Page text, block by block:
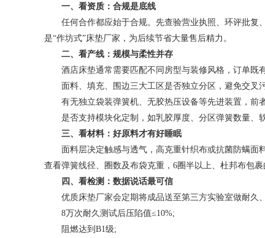
一、看资质：合规是底线
任何合作都应始于合规。先查验营业执照、环评批复、
是“作坊式”床垫厂家，为后续节省大量售后精力。
二、看产线：规模与柔性并存
酒店床垫通常需要匹配不同房型与装修风格，订单既
面料、填充、围边三大工区是否独立分区，避免交叉
有无独立袋装弹簧机、无胶热压设备等先进装置，前
是否支持模块化定制，如乳胶厚度、分区弹簧数量、软
三、看材料：好原料才有好睡眠
面料层决定触感与透气，高克重针织布或抗菌防螨面料
查看弹簧线径、圈数及布袋克重，6圈半以上、杜邦布包裹
四、看检测：数据说话最可信
优质床垫厂家会定期将成品送至第三方实验室做耐久
8万次耐久测试后压陷值≤10%;
阻燃达到B1级;